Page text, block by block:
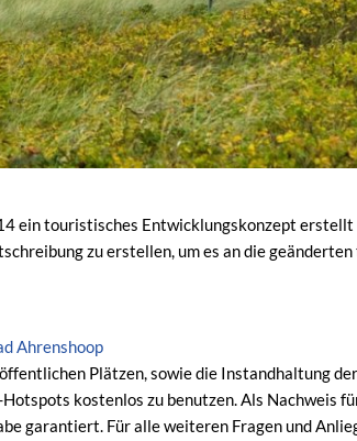
ein touristisches Entwicklungskonzept
zu erstellen, um es an die
Ahrenshoop
Plätzen, sowie die Instandhaltung
kostenlos zu benutzen. Als Nachweis
garantiert. Für alle weiteren Fragen und